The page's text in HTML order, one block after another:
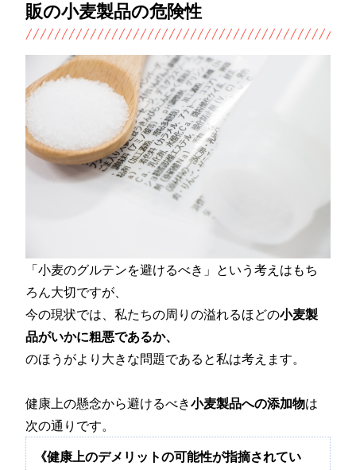
販の小麦製品の危険性
「小麦のグルテンを避けるべき」という考えはもち
ろん大切ですが、
今の現状では、私たちの周りの溢れるほどの小麦製
品がいかに粗悪であるか、
のほうがより大きな問題であると私は考えます。
健康上の懸念から避けるべき小麦製品への添加物は
次の通りです。
《健康上のデメリットの可能性が指摘されてい